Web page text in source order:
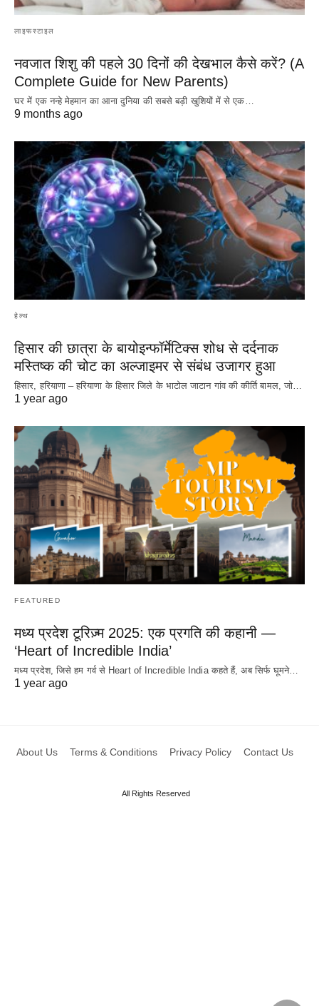
लाइफस्टाइल
नवजात शिशु की पहले 30 दिनों की देखभाल कैसे करें? (A
Complete Guide for New Parents)
घर में एक नन्हे मेहमान का आना दुनिया की सबसे बड़ी खुशियों में से एक…
9 months ago
हेल्थ
हिसार की छात्रा के बायोइन्फॉर्मेटिक्स शोध से दर्दनाक
मस्तिष्क की चोट का अल्जाइमर से संबंध उजागर हुआ
हिसार, हरियाणा – हरियाणा के हिसार जिले के भाटोल जाटान गांव की कीर्ति बामल, जो…
1 year ago
FEATURED
मध्य प्रदेश टूरिज़्म 2025: एक प्रगति की कहानी —
‘Heart of Incredible India’
मध्य प्रदेश, जिसे हम गर्व से Heart of Incredible India कहते हैं, अब सिर्फ घूमने…
1 year ago
About Us Terms & Conditions Privacy Policy Contact Us
All Rights Reserved